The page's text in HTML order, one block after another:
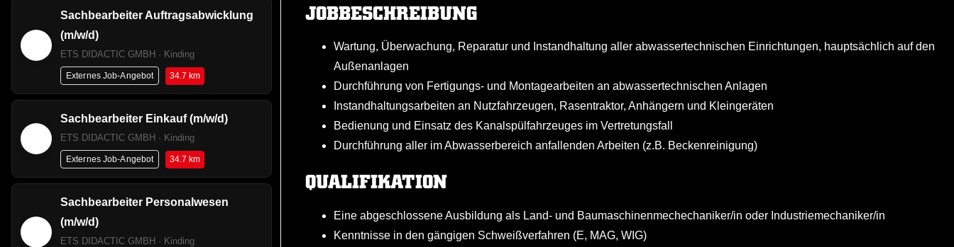
Sachbearbeiter Auftragsabwicklung
(m/w/d)
ETS DIDACTIC GMBH · Kinding
Externes Job-Angebot 34.7 km
Sachbearbeiter Einkauf (m/w/d)
ETS DIDACTIC GMBH · Kinding
Externes Job-Angebot 34.7 km
Sachbearbeiter Personalwesen
(m/w/d)
ETS DIDACTIC GMBH · Kinding
JOBBESCHREIBUNG
Wartung, Überwachung, Reparatur und Instandhaltung aller abwassertechnischen Einrichtungen, hauptsächlich auf den
Außenanlagen
Durchführung von Fertigungs- und Montagearbeiten an abwassertechnischen Anlagen
Instandhaltungsarbeiten an Nutzfahrzeugen, Rasentraktor, Anhängern und Kleingeräten
Bedienung und Einsatz des Kanalspülfahrzeuges im Vertretungsfall
Durchführung aller im Abwasserbereich anfallenden Arbeiten (z.B. Beckenreinigung)
QUALIFIKATION
Eine abgeschlossene Ausbildung als Land- und Baumaschinenmechechaniker/in oder Industriemechaniker/in
Kenntnisse in den gängigen Schweißverfahren (E, MAG, WIG)